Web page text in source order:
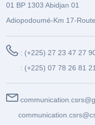
01 BP 1303 Abidjan 01
Adiopodoumé-Km 17-
: (+225) 27 23 47 27
: (+225) 07 78 26 81 21